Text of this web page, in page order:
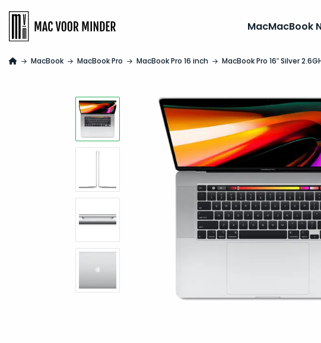
MacMacBook
MacBook MacBook Pro MacBook Pro 16 inch MacBook Pro 16″ Silver